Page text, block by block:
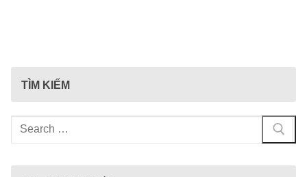
TÌM KIẾM
Tìm
kiếm